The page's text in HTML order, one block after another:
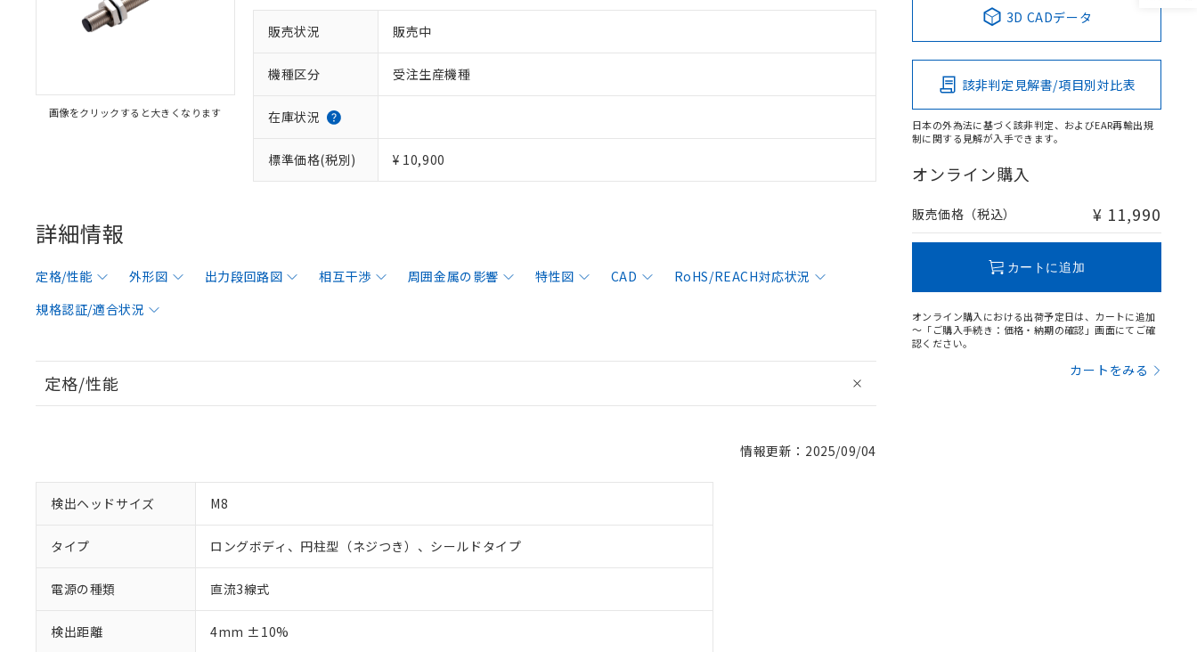
画像をクリックすると大きくなります
販売状況 販売中
機種区分 受注生産機種
在庫状況
標準価格(税別) ¥ 10,900
詳細情報
定格/性能 外形図 出力段回路図 相互干渉 周囲金属の影響 特性図 CAD
RoHS/REACH対応状況
規格認証/適合状況
定格/性能
情報更新：2025/09/04
検出ヘッドサイズ M8
タイプ ロングボディ、円柱型（ネジつき）、シールドタイプ
電源の種類 直流3線式
検出距離 4mm ±10%
3D CADデータ
該非判定見解書/項目別対比表
日本の外為法に基づく該非判定、およびEAR再輸出規
制に関する見解が入手できます。
オンライン購入
販売価格（税込） ¥ 11,990
カートに追加
オンライン購入における出荷予定日は、カートに追加
～「ご購入手続き：価格・納期の確認」画面にてご確
認ください。
カートをみる